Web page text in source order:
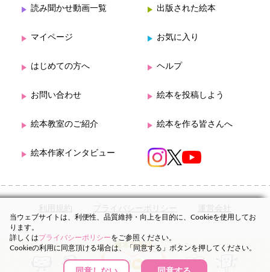
読み聞かせ動画一覧 出版された絵本
マイページ お気に入り
はじめての方へ ヘルプ
お問い合わせ 絵本を投稿しよう
絵本教室のご紹介 絵本を作る皆さんへ
絵本作家インタビュー
利用規約 プライバシーポリシー 運営会社
当ウェブサイトは、利便性、品質維持・向上を目的に、Cookieを使用してお
ります。
詳しくはプライバシーポリシーをご参照ください。
Cookieの利用に同意頂ける場合は、「同意する」ボタンを押してください。